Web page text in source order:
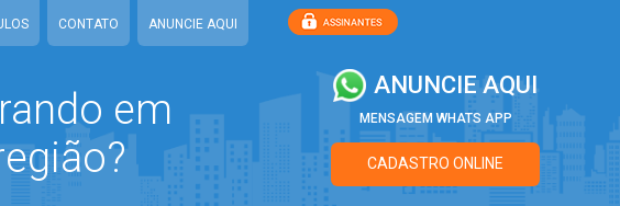
CONTATO ANUNCIE AQUI
em
ANUNCIE AQUI
MENSAGEM WHATS APP
CADASTRO ONLINE